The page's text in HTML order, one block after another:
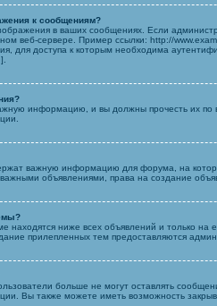
к сообщениям?
в ваших сообщениях. Если
веб-сервере. Пример ссылки: http://
для доступа к которым необходима
информацию, и вы должны прочесть их по
важную информацию для форума, на
объявлениями, права на создание
находятся ниже всех объявлений и только
прилепленных тем предоставляются
больше не могут оставлять
Вы также можете иметь возможность